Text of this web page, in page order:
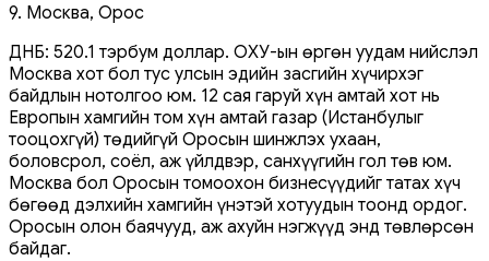
9. Москва, Орос
ДНБ: 520.1 тэрбум доллар. ОХУ-ын өргөн уудам нийслэл
Москва хот бол тус улсын эдийн засгийн хүчирхэг
байдлын нотолгоо юм. 12 сая гаруй хүн амтай хот нь
Европын хамгийн том хүн амтай газар (Истанбулыг
тооцохгүй) төдийгүй Оросын шинжлэх ухаан,
боловсрол, соёл, аж үйлдвэр, санхүүгийн гол төв юм.
Москва бол Оросын томоохон бизнесүүдийг татах хүч
бөгөөд дэлхийн хамгийн үнэтэй хотуудын тоонд ордог.
Оросын олон баячууд, аж ахуйн нэгжүүд энд төвлөрсөн
байдаг.